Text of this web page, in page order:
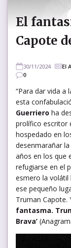
El
Capote
30/11/2024 El
0
“Para dar vida a
esta
Guerriero ha
prolífico escritor
hospedado en
desenmarañar
años en los que
refugiarse en el
esmero la volátil
ese pequeño
Truman Capote.
fantasma.
Brava’